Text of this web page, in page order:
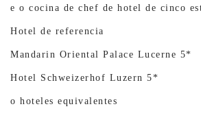
e o cocina de chef de hotel de cinco
Hotel de referencia
Mandarin Oriental Palace Lucerne 5*
Hotel Schweizerhof Luzern 5*
o hoteles equivalentes